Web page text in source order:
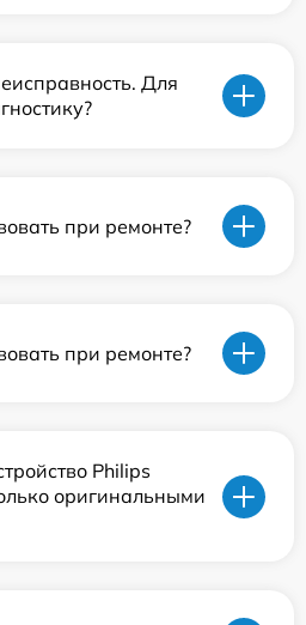
Для
при ремонте?
при ремонте?
Philips
оригинальными